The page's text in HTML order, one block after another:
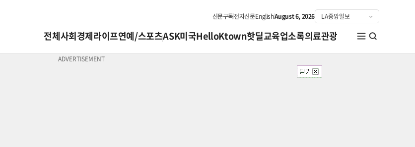
신문구독전자신문EnglishAugust 6, 2026
전체사회경제라이프연예/스포츠ASK미국HelloKtown핫딜교육업소록의료관광